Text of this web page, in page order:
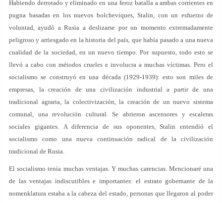
Habiendo derrotado y eliminado en una feroz batalla a ambas corrientes en
pugna basadas en los nuevos bolcheviques, Stalin, con un esfuerzo de
voluntad, ayudó a Rusia a deslizarse por un momento extremadamente
peligroso y arriesgado en la historia del país, que había pasado a una nueva
cualidad de la sociedad, en un nuevo tiempo. Por supuesto, todo esto se
llevó a cabo con métodos crueles e involucra a muchas víctimas. Pero el
socialismo se construyó en una década (1929-1939): esto son miles de
empresas, la creación de una civilización industrial a partir de una
tradicional agraria, la colectivización, la creación de un nuevo sistema
comunal, una revolución cultural. Se abrieron ascensores y escaleras
sociales gigantes. A diferencia de sus oponentes, Stalin entendió el
socialismo como una nueva continuación radical de la civilización
tradicional de Rusia.
El socialismo tenía muchas ventajas. Y muchas carencias. Mencionaré una
de las ventajas indiscutibles e importantes: el estrato gobernante de la
nomenklatura estaba a la cabeza del estado, personas que llegaron al poder